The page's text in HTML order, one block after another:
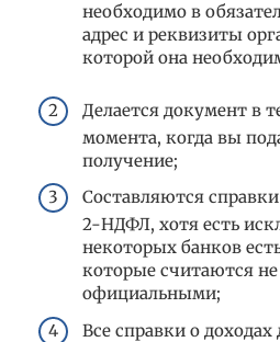
необходимо в
адрес и реквизиты
которой она
Делается документ в
момента, когда вы
получение;
Составляются
2-НДФЛ, хотя есть
некоторых банков
которые считаются
официальными;
Все справки о